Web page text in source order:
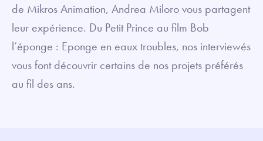
de Mikros Animation, Andrea Miloro vous partagent
leur expérience. Du Petit Prince au film Bob
l’éponge : Eponge en eaux troubles, nos interviewés
vous font découvrir certains de nos projets préférés
au fil des ans.